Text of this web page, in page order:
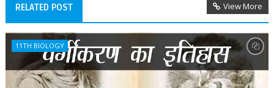
RELATED POST View More
11TH BIOLOGY